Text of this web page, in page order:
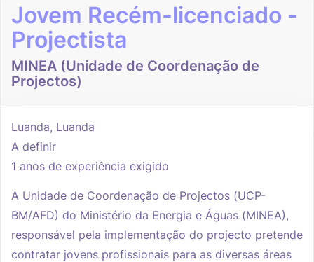
Jovem Recém-licenciado -
Projectista
MINEA (Unidade de Coordenação de
Projectos)
Luanda, Luanda
A definir
1 anos de experiência exigido
A Unidade de Coordenação de Projectos (UCP-
BM/AFD) do Ministério da Energia e Águas (MINEA),
responsável pela implementação do projecto pretende
contratar jovens profissionais para as diversas áreas